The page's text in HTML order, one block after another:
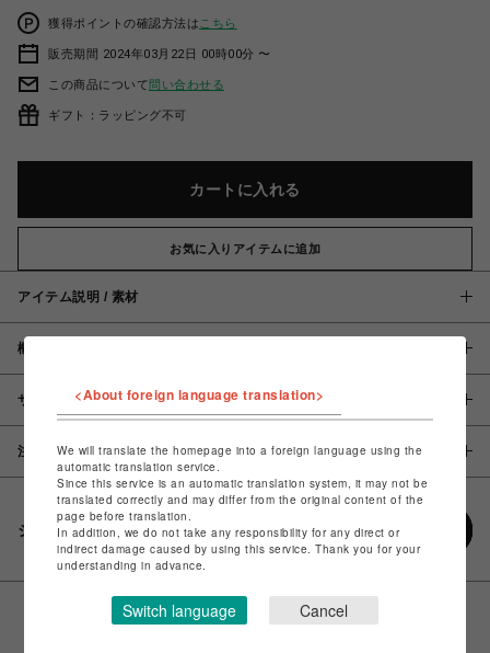
獲得ポイントの確認方法は こちら
販売期間 2024年03月22日 00時00分 〜
この商品について問い合わせる
ギフト：ラッピング不可
カートに入れる
お気に入りアイテムに追加
アイテム説明 / 素材
概要
サイズ
注意事項
シェアする
<About foreign language translation>
We will translate the homepage into a foreign language using the
automatic translation service.
Since this service is an automatic translation system, it may not be
translated correctly and may differ from the original content of the
page before translation.
In addition, we do not take any responsibility for any direct or
indirect damage caused by using this service. Thank you for your
understanding in advance.
Switch language Cancel